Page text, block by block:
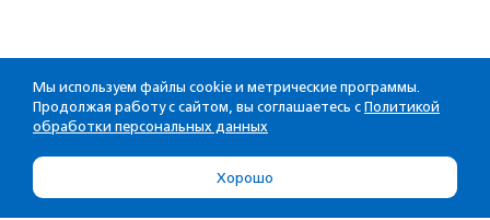
Мы используем файлы cookie и метрические программы.
Продолжая работу с сайтом, вы соглашаетесь с Политикой
обработки персональных данных
Хорошо